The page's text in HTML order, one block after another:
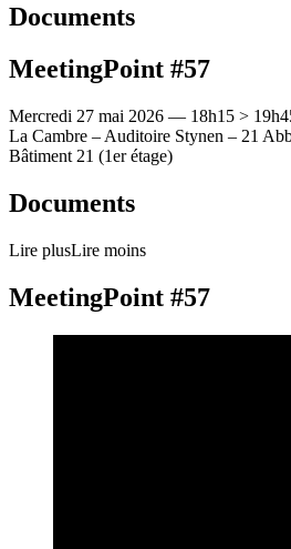
Documents
MeetingPoint #57
Mercredi 27 mai 2026 — 18h15 >
La Cambre – Auditoire Stynen – 21
Bâtiment 21 (1er étage)
Documents
Lire plusLire moins
MeetingPoint #57